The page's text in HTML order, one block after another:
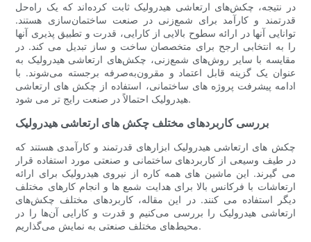
در نتیجه، چکش‌های ارتعاشی هیدرولیک ثابت کرده‌اند که یک راه‌حل
قدرتمند و کارآمد برای شمع‌زنی در صنعت ساختمان‌سازی هستند.
توانایی آنها در ارائه سطوح بالایی از کارایی، قدرت و تطبیق پذیری آنها
را به انتخابی ارجح برای متخصصان ساخت و ساز تبدیل می کند. در
مقایسه با سایر روش‌های شمع‌زنی، چکش‌های ارتعاشی هیدرولیک به
عنوان یک گزینه قابل اعتماد و مقرون‌به‌صرفه برجسته می‌شوند. با
ادامه پیشرفت پروژه های ساختمانی، استفاده از چکش های ارتعاشی
هیدرولیک احتمالاً در صنعت رایج تر می شود.
بررسی کاربردهای مختلف چکش های ارتعاشی هیدرولیک
چکش های ارتعاشی هیدرولیک ابزارهای قدرتمند و کارآمدی هستند که
در طیف وسیعی از کاربردهای ساختمانی و صنعتی مورد استفاده قرار
می گیرند. این ماشین های همه کاره از نیروی هیدرولیک برای ارائه
ارتعاشات با فرکانس بالا برای هدایت شمع ها و انجام کارهای مختلف
دیگر استفاده می کنند. در این مقاله، کاربردهای مختلف چکش‌های
ارتعاشی هیدرولیک را بررسی می‌کنیم و قدرت و کارایی آن‌ها را در
محیط‌های مختلف صنعتی به نمایش می‌گذاریم.